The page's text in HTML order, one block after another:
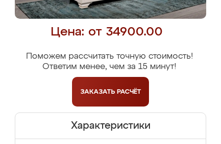
Цена: от 34900.00
Поможем рассчитать точную стоимость!
Ответим менее, чем за 15 минут!
ЗАКАЗАТЬ РАСЧЁТ
Характеристики